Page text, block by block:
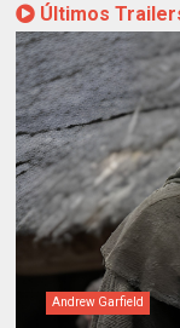
Últimos
Andrew Garfield